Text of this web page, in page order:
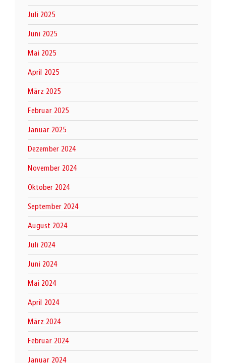
Juli 2025
Juni 2025
Mai 2025
April 2025
März 2025
Februar 2025
Januar 2025
Dezember 2024
November 2024
Oktober 2024
September 2024
August 2024
Juli 2024
Juni 2024
Mai 2024
April 2024
März 2024
Februar 2024
Januar 2024